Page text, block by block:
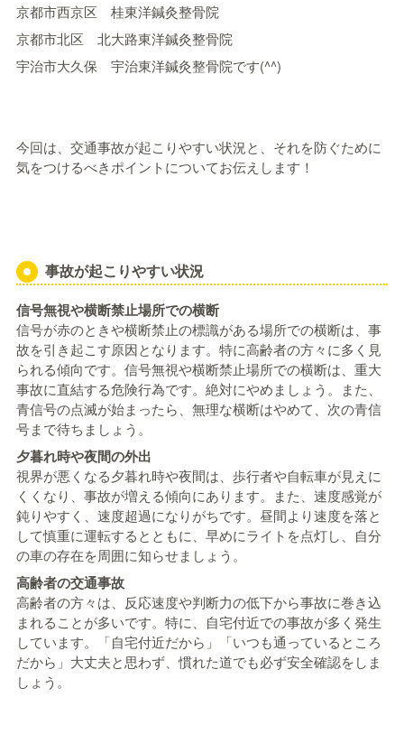
京都市西京区 桂東洋鍼灸整骨院
京都市北区 北大路東洋鍼灸整骨院
宇治市大久保 宇治東洋鍼灸整骨院です(^^)
今回は、交通事故が起こりやすい状況と、それを防ぐために
気をつけるべきポイントについてお伝えします！
事故が起こりやすい状況
信号無視や横断禁止場所での横断
信号が赤のときや横断禁止の標識がある場所での横断は、事
故を引き起こす原因となります。特に高齢者の方々に多く見
られる傾向です。信号無視や横断禁止場所での横断は、重大
事故に直結する危険行為です。絶対にやめましょう。また、
青信号の点滅が始まったら、無理な横断はやめて、次の青信
号まで待ちましょう。
夕暮れ時や夜間の外出
視界が悪くなる夕暮れ時や夜間は、歩行者や自転車が見えに
くくなり、事故が増える傾向にあります。また、速度感覚が
鈍りやすく、速度超過になりがちです。昼間より速度を落と
して慎重に運転するとともに、早めにライトを点灯し、自分
の車の存在を周囲に知らせましょう。
高齢者の交通事故
高齢者の方々は、反応速度や判断力の低下から事故に巻き込
まれることが多いです。特に、自宅付近での事故が多く発生
しています。「自宅付近だから」「いつも通っているところ
だから」大丈夫と思わず、慣れた道でも必ず安全確認をしま
しょう。